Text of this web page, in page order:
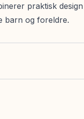
praktisk
barn og foreldre.